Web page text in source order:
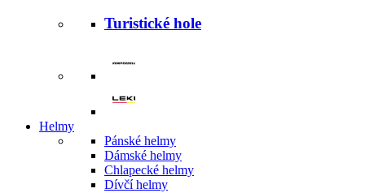
Turistické hole
Helmy
Pánské helmy
Dámské helmy
Chlapecké helmy
Dívčí helmy